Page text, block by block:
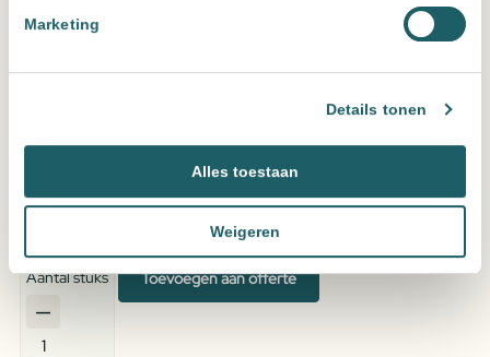
Marketing
Details tonen
Alles toestaan
Weigeren
Wedox Lmx Aqua Fine Steengrijs 3kg en 15 kg
Wedox LMX AQUA FINE Naturel 15kg
Vraag een offerte aan voor de beste prijs
Wedox
Aantal stuks Toevoegen aan offerte